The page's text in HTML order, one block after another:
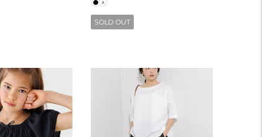
価
格
SOLD OUT